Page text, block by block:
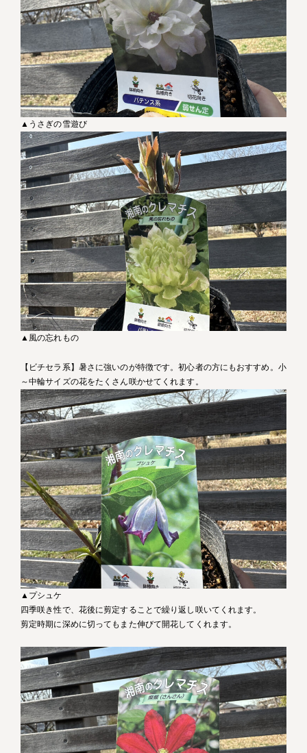
▲うさぎの雪遊び
▲風の忘れもの
【ビチセラ系】暑さに強いのが特徴です。初心者の方にもおすすめ。小
～中輪サイズの花をたくさん咲かせてくれます。
▲プシュケ
四季咲き性で、花後に剪定することで繰り返し咲いてくれます。
剪定時期に深めに切ってもまた伸びて開花してくれます。